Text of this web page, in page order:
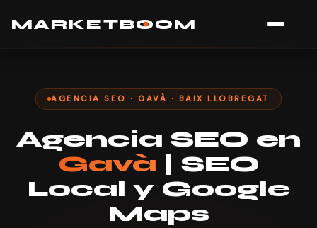
MARK ETBOOM
AGENCIA SEO · GAVÀ · BAIX LLOBREGAT
Agencia SEO en
Gavà | SEO
Local y Google
Maps